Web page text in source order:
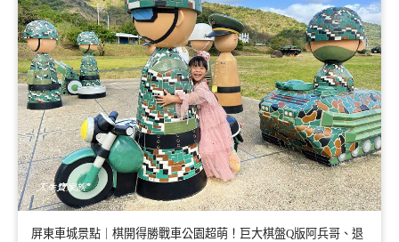
屏東車城景點｜棋開得勝戰車公園超萌！巨大棋盤Q版阿兵哥、退